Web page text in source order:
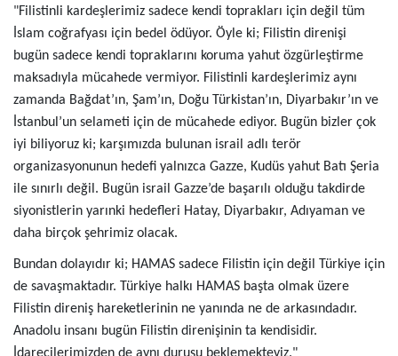
"Filistinli kardeşlerimiz sadece kendi toprakları için değil tüm
İslam coğrafyası için bedel ödüyor. Öyle ki; Filistin direnişi
bugün sadece kendi topraklarını koruma yahut özgürleştirme
maksadıyla mücahede vermiyor. Filistinli kardeşlerimiz aynı
zamanda Bağdat’ın, Şam’ın, Doğu Türkistan’ın, Diyarbakır’ın ve
İstanbul’un selameti için de mücahede ediyor. Bugün bizler çok
iyi biliyoruz ki; karşımızda bulunan israil adlı terör
organizasyonunun hedefi yalnızca Gazze, Kudüs yahut Batı Şeria
ile sınırlı değil. Bugün israil Gazze’de başarılı olduğu takdirde
siyonistlerin yarınki hedefleri Hatay, Diyarbakır, Adıyaman ve
daha birçok şehrimiz olacak.
Bundan dolayıdır ki; HAMAS sadece Filistin için değil Türkiye için
de savaşmaktadır. Türkiye halkı HAMAS başta olmak üzere
Filistin direniş hareketlerinin ne yanında ne de arkasındadır.
Anadolu insanı bugün Filistin direnişinin ta kendisidir.